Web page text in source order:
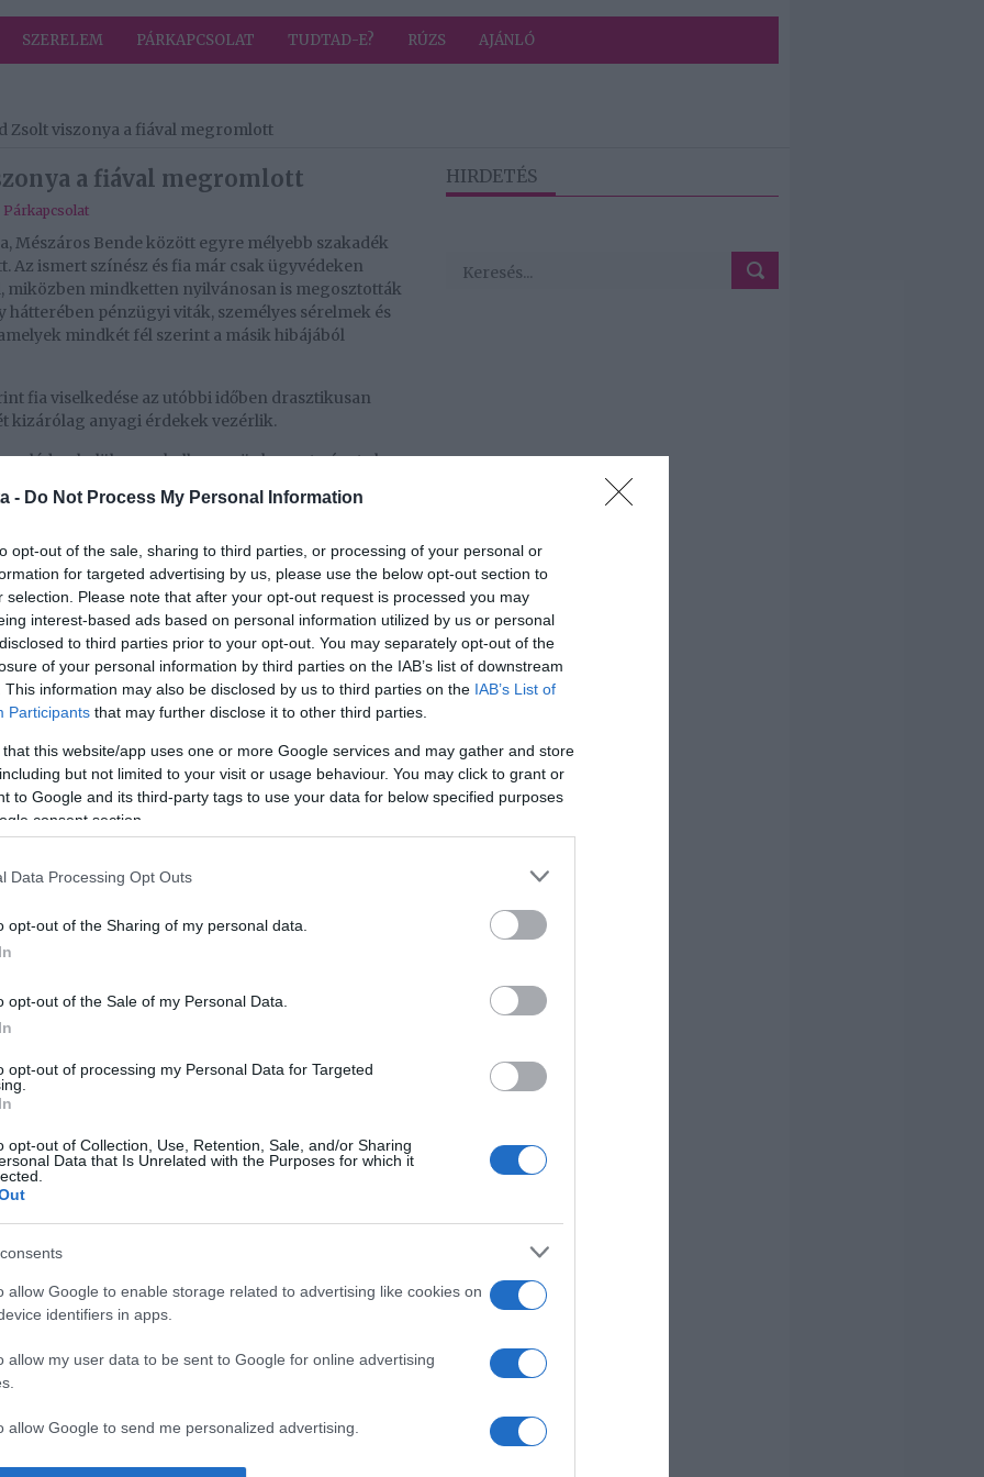
- Do Not Process My Personal Information
opt-out of the sale, sharing to third parties, or processing of your personal or
for targeted advertising by us, please use the below opt-out section to
selection. Please note that after your opt-out request is processed you may
interest-based ads based on personal information utilized by us or personal
to third parties prior to your opt-out. You may separately opt-out of the
of your personal information by third parties on the IAB’s list of downstream
This information may also be disclosed by us to third parties on the IAB’s List of
Participants that may further disclose it to other third parties.
that this website/app uses one or more Google services and may gather and store
but not limited to your visit or usage behaviour. You may click to grant or
to Google and its third-party tags to use your data for below specified purposes
consent section.
Data Processing Opt Outs
opt-out of the Sharing of my personal data.
opt-out of the Sale of my Personal Data.
opt-out of processing my Personal Data for Targeted
opt-out of Collection, Use, Retention, Sale, and/or Sharing
Data that Is Unrelated with the Purposes for which it
allow Google to enable storage related to advertising like cookies on
identifiers in apps.
allow my user data to be sent to Google for online advertising
allow Google to send me personalized advertising.
SZERELEM PÁRKAPCSOLAT TUDTAD-E? RÚZS AJÁNLÓ
Zsolt viszonya a fiával megromlott
a fiával megromlott
Párkapcsolat
Mészáros Bende között egyre mélyebb szakadék
Az ismert színész és fia már csak ügyvédeken
mindketten nyilvánosan is megosztották
hátterében pénzügyi viták, személyes sérelmek és
mindkét fél szerint a másik hibájából
fia viselkedése az utóbbi időben drasztikusan
kizárólag anyagi érdekek vezérlik.
belül perre kell mennünk, mert pénzt akar
– nyilatkozta a színész, aki szerint fia évek óta
MÁZS fájdalmasan beszélt arról, hogy a családi
kell töltenie az idejét, miközben édesanyja és
miatt. Úgy érzi, fia teljesen kifordult önmagából, és
lehetőségét.
másképp látja a helyzetet. Korábban azt állította,
és nem viselkedett szeretetteljesen vele. Bár egy
egyre szélsőségesebbé vált. A fiatal férfi
megfelelően, és a családi kapcsolatok
egyik fordulópontja az volt, amikor MÁZS
korábban fiára ruházott. A színész szerint
megromlásához.
mindig is a családja jólétét tartotta szem előtt, és
megadni. Példaként említette, hogy
fiának, aki azonban elégedetlenül reagált,
gyermekeiknek.
összegeket, amiket megkeresek, a családommal
és luxusautókra” – mondta a színész, aki
kapcsolatát mérgezte meg, hanem a
szerint Bende már a fiatalabb testvéreivel
a családtól. Ezzel szemben MÁZS azt állítja,
őt ebben a nehéz időszakban.
is elmondják, hogy büszkék rám és
számít” – fogalmazott.
Pinterest
,Mészáros Árpád ,ügyvéd
HIRDETÉS